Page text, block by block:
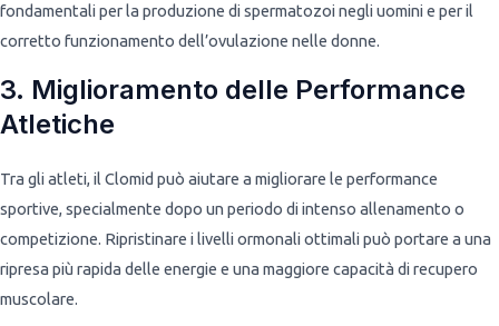
fondamentali per la produzione di spermatozoi negli uomini e per il
corretto funzionamento dell’ovulazione nelle donne.
3. Miglioramento delle Performance
Atletiche
Tra gli atleti, il Clomid può aiutare a migliorare le performance
sportive, specialmente dopo un periodo di intenso allenamento o
competizione. Ripristinare i livelli ormonali ottimali può portare a una
ripresa più rapida delle energie e una maggiore capacità di recupero
muscolare.